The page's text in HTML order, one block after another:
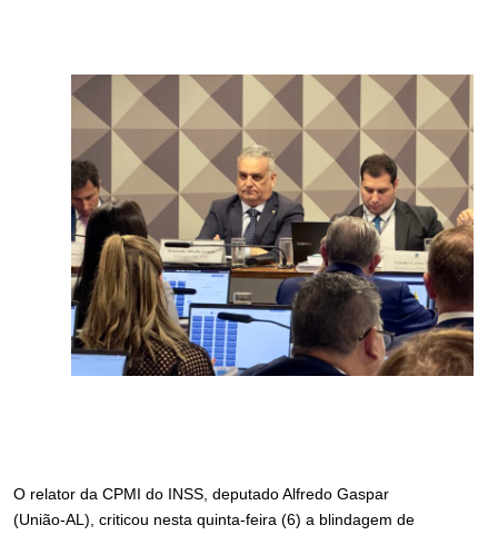
O relator da CPMI do INSS, deputado Alfredo Gaspar
(União-AL), criticou nesta quinta-feira (6) a blindagem de